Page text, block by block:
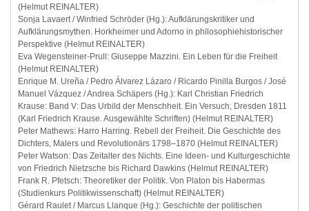
(Helmut REINALTER)
Sonja Lavaert / Winfried Schröder (Hg.): Aufklärungskritiker und
Aufklärungsmythen. Horkheimer und Adorno in philosophiehistorischer
Perspektive (Helmut REINALTER)
Eva Wegensteiner-Prull: Giuseppe Mazzini. Ein Leben für die Freiheit
(Helmut REINALTER)
Enrique M. Ureña / Pedro Álvarez Lázaro / Ricardo Pinilla Burgos / José
Manuel Vázquez / Andrea Schäpers (Hg.): Karl Christian Friedrich
Krause: Band V: Das Urbild der Menschheit. Ein Versuch, Dresden 1811
(Karl Friedrich Krause. Ausgewählte Schriften) (Helmut REINALTER)
Peter Mathews: Harro Harring. Rebell der Freiheit. Die Geschichte des
Dichters, Malers und Revolutionärs 1798–1870 (Helmut REINALTER)
Peter Watson: Das Zeitalter des Nichts. Eine Ideen- und Kulturgeschichte
von Friedrich Nietzsche bis Richard Dawkins (Helmut REINALTER)
Frank R. Pfetsch: Theoretiker der Politik. Von Platon bis Habermas
(Studienkurs Politikwissenschaft) (Helmut REINALTER)
Gérard Raulet / Marcus Llanque (Hg.): Geschichte der politischen